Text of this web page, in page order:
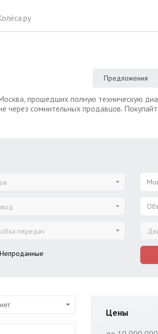
прошедших полную техническую
через сомнительных продавцов.
Предложения
передач
Непроданные
нет
Цены